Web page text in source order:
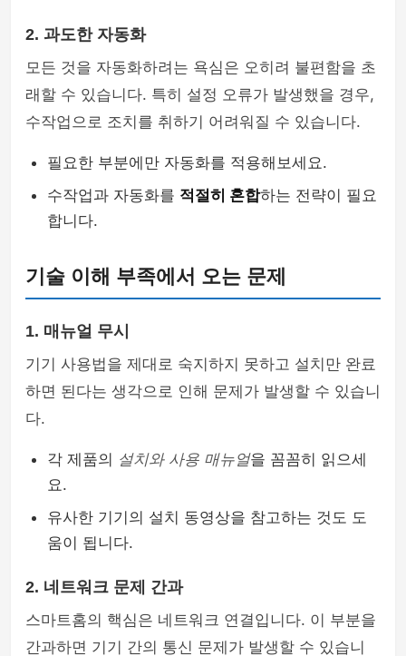
2. 과도한 자동화
모든 것을 자동화하려는 욕심은 오히려 불편함을 초
래할 수 있습니다. 특히 설정 오류가 발생했을 경우,
수작업으로 조치를 취하기 어려워질 수 있습니다.
필요한 부분에만 자동화를 적용해보세요.
수작업과 자동화를 적절히 혼합하는 전략이 필요
합니다.
기술 이해 부족에서 오는 문제
1. 매뉴얼 무시
기기 사용법을 제대로 숙지하지 못하고 설치만 완료
하면 된다는 생각으로 인해 문제가 발생할 수 있습니
다.
각 제품의 설치와 사용 매뉴얼을 꼼꼼히 읽으세
요.
유사한 기기의 설치 동영상을 참고하는 것도 도
움이 됩니다.
2. 네트워크 문제 간과
스마트홈의 핵심은 네트워크 연결입니다. 이 부분을
간과하면 기기 간의 통신 문제가 발생할 수 있습니